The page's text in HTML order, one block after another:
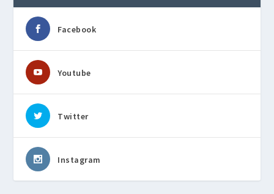
Facebook
Youtube
Twitter
Instagram